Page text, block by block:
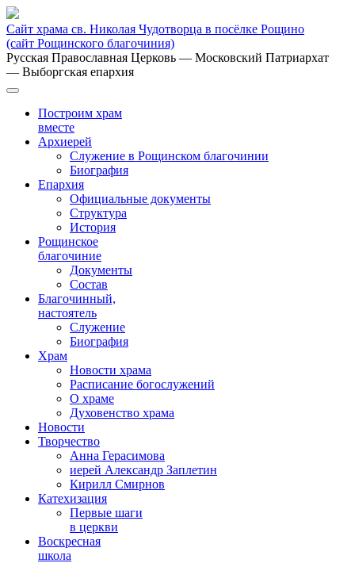
Сайт храма св. Николая Чудотворца в посёлке Рощино
(сайт Рощинского благочиния)
Русская Православная Церковь — Московский Патриархат
— Выборгская епархия
Построим храм
вместе
Архиерей
Служение в Рощинском благочинии
Биография
Епархия
Официальные документы
Структура
История
Рощинское
благочиние
Документы
Состав
Благочинный,
настоятель
Служение
Биография
Храм
Новости храма
Расписание богослужений
О храме
Духовенство храма
Новости
Творчество
Анна Герасимова
иерей Александр Заплетин
Кирилл Смирнов
Катехизация
Первые шаги
в церкви
Воскресная
школа